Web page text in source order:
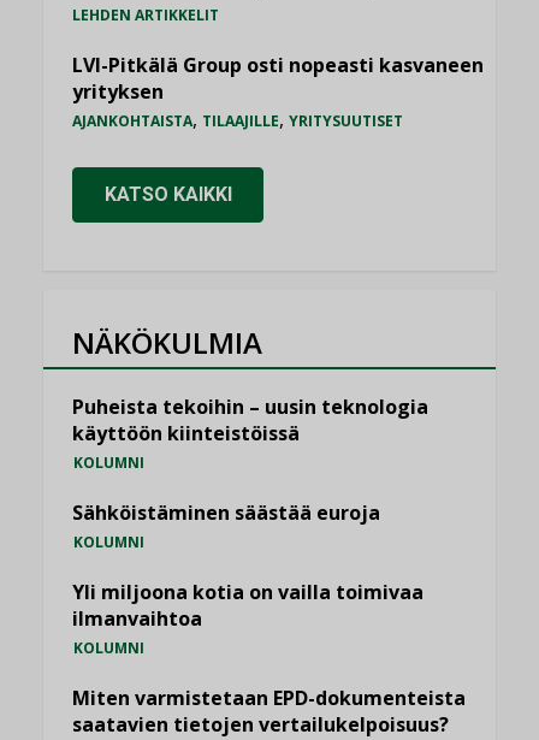
LEHDEN ARTIKKELIT
LVI-Pitkälä Group osti nopeasti kasvaneen
yrityksen
AJANKOHTAISTA, TILAAJILLE, YRITYSUUTISET
KATSO KAIKKI
NÄKÖKULMIA
Puheista tekoihin – uusin teknologia
käyttöön kiinteistöissä
KOLUMNI
Sähköistäminen säästää euroja
KOLUMNI
Yli miljoona kotia on vailla toimivaa
ilmanvaihtoa
KOLUMNI
Miten varmistetaan EPD-dokumenteista
saatavien tietojen vertailukelpoisuus?